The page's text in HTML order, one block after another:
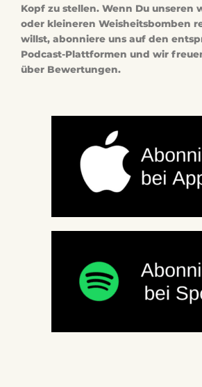
Kopf zu stellen. Wenn Du unseren
oder kleineren Weisheitsbomben
willst, abonniere uns auf den
Podcast-Plattformen und wir
über Bewertungen.